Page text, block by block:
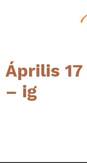
Április
– ig